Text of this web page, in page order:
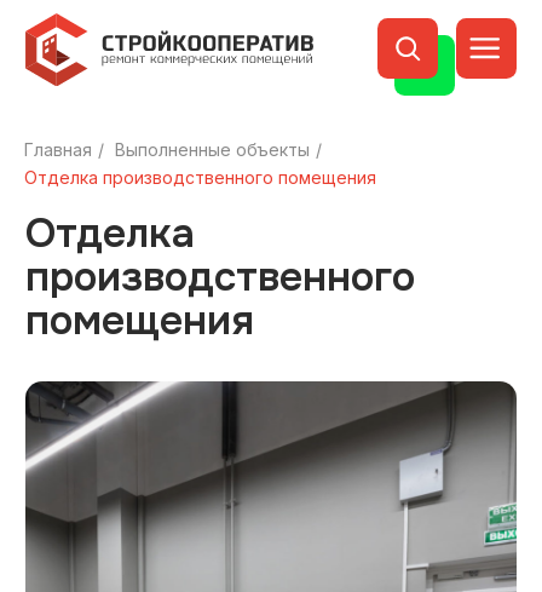
Главная / Выполненные объекты /
Отделка производственного помещения
Отделка
производственного
помещения